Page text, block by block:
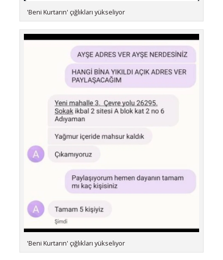
'Beni Kurtarın' çığlıkları yükseliyor
'Beni Kurtarın' çığlıkları yükseliyor